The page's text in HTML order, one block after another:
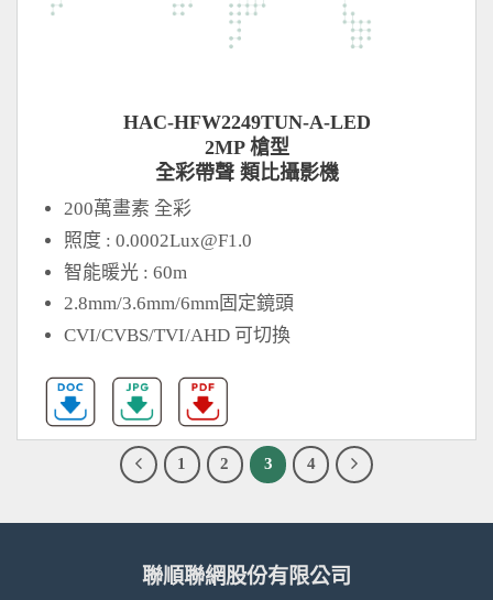
HAC-HFW2249TUN-A-LED
2MP 槍型
全彩帶聲 類比攝影機
200萬畫素 全彩
照度 :0.0002Lux@F1.0
智能暖光 : 60m
2.8mm/3.6mm/6mm固定鏡頭
CVI/CVBS/TVI/AHD 可切換
1 2 3 4
聯順聯網股份有限公司